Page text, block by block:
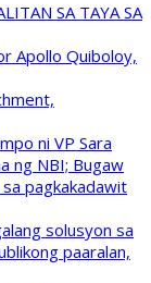
SA TAYA SA
Apollo Quiboloy,
ni VP Sara
ng NBI; Bugaw
sa pagkakadawit
solusyon sa
paaralan,